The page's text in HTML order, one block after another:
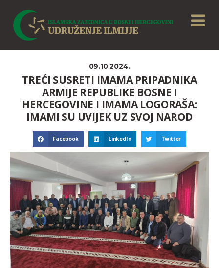
09.10.2024.
TREĆI SUSRETI IMAMA PRIPADNIKA
ARMIJE REPUBLIKE BOSNE I
HERCEGOVINE I IMAMA LOGORAŠA:
IMAMI SU UVIJEK UZ SVOJ NAROD
Facebook LinkedIn Twitter